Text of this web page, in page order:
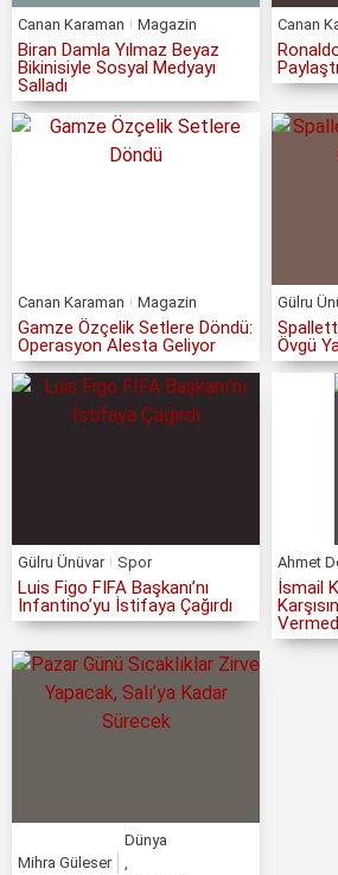
Canan Karaman Magazin
Biran Damla Yılmaz Beyaz
Bikinisiyle Sosyal Medyayı
Salladı
Canan
Canan Karaman Magazin
Gamze Özçelik Setlere Döndü:
Operasyon Alesta Geliyor
Gülru
Övgü
Gülru Ünüvar Spor
Luis Figo FIFA Başkanı’nı
Infantino’yu İstifaya Çağırdı
Ahmet
İsmail
Mihra Güleser
Dünya
,